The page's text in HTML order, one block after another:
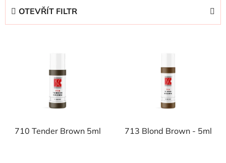
OTEVŘÍT FILTR
710 Tender Brown 5ml 713 Blond Brown - 5ml